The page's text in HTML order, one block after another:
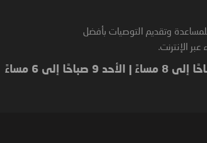
وتقديم التوصيات بأفضل
الإنترنت.